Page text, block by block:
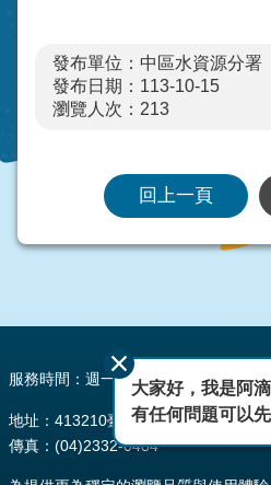
發布單位：中區水資源分署
發布日期：113-10-15
瀏覽人次： 213
回上一頁
服務時間：週一至週五
地址：413210臺中市霧峰區峰堤路
傳真：(04)2332-0484
大家好，我是阿
有任何問題可以